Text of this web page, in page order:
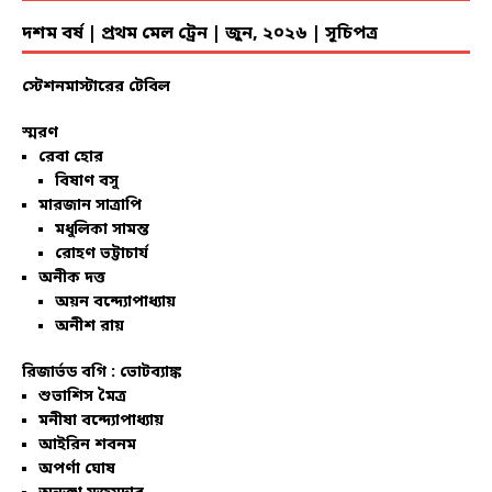
দশম বর্ষ | প্রথম মেল ট্রেন | জুন, ২০২৬ | সূচিপত্র
স্টেশনমাস্টারের টেবিল
স্মরণ
রেবা হোর
বিষাণ বসু
মারজান সাত্রাপি
মধুলিকা সামন্ত
রোহণ ভট্টাচার্য
অনীক দত্ত
অয়ন বন্দ্যোপাধ্যায়
অনীশ রায়
রিজার্ভড বগি : ভোটব্যাঙ্ক
শুভাশিস মৈত্র
মনীষা বন্দ্যোপাধ্যায়
আইরিন শবনম
অপর্ণা ঘোষ